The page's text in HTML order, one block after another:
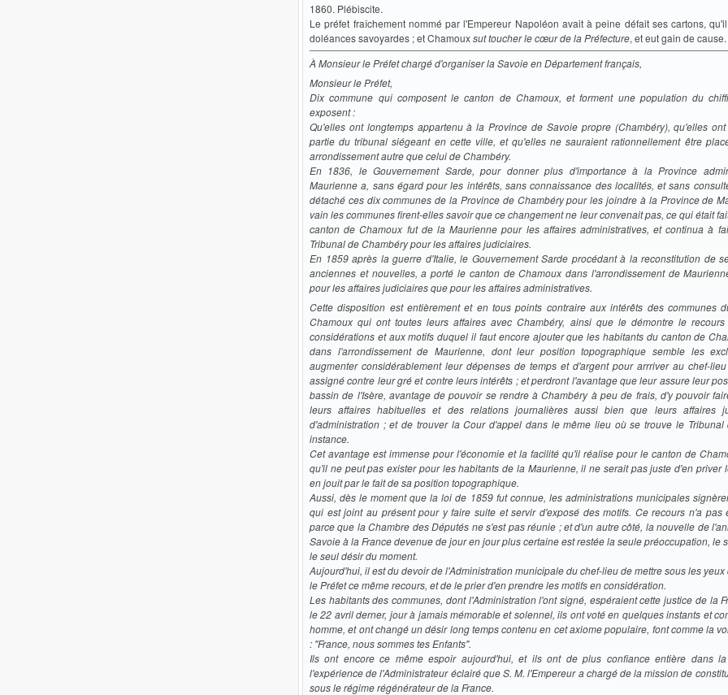
1860. Plébiscite.
Le préfet fraîchement nommé par l'Empereur Napoléon avait à peine défait ses cartons,
doléances savoyardes ; et Chamouxsut toucher le cœur de la Préfecture, et eut gain de cause.
À Monsieur le Préfet chargé d'organiser la Savoie en Département français,
Monsieur le Préfet,
Dix commune qui composent le canton de Chamoux, et forment une population du
exposent :
Qu'elles ont longtemps appartenu à la Province de Savoie propre (Chambéry), qu'elles
partie du tribunal siégeant en cette ville, et qu'elles ne sauraient rationnellement être
arrondissement autre que celui de Chambéry.
En 1836, le Gouvernement Sarde, pour donner plus d'importance à la Province
Maurienne a, sans égard pour les intérêts, sans connaissance des localités, et sans
détaché ces dix communes de la Province de Chambéry pour les joindre à la Province de
vain les communes firent-elles savoir que ce changement ne leur convenait pas, ce qui était
canton de Chamoux fut de la Maurienne pour les affaires administratives, et continua à
Tribunal de Chambéry pour les affaires judiciaires.
En 1859 après la guerre d'Italie, le Gouvernement Sarde procédant à la reconstitution de
anciennes et nouvelles, a porté le canton de Chamoux dans l'arrondissement de
pourles affaires judiciaires quepour les affaires administratives.
Cette disposition est entièrement et en tous points contraire aux intérêts des communes
Chamoux qui ont toutes leurs affaires avec Chambéry, ainsi que le démontre le
considérations et aux motifs duquel il faut encore ajouter que les habitants du canton de
dans l'arrondissement de Maurienne, dont leur position topographique semble les
augmenter considérablement leur dépenses de temps et d'argent pour arrriver au chef-
assigné contre leur gré et contre leurs intérêts ; et perdront l'avantage que leur assure leur
bassin de l'Isère, avantage de pouvoir se rendre à Chambéry à peu de frais, d'y pouvoir
leurs affaires habituelles et des relations journalières aussi bien que leurs affaires
d'administration ; et de trouver la Cour d'appel dans le même lieu où se trouve le Tribunal
instance.
Cet avantage est immense pour l'économie et la facilité qu'il réalise pour le canton de
qu'il ne peut pas exister pour les habitants de la Maurienne, il ne serait pas juste d'en priver
en jouit par le fait de sa position topographique.
Aussi, dès le moment que la loi de 1859 fut connue, les administrations municipales
qui est joint au présent pour y faire suite et servir d'exposé des motifs. Ce recours n'a pas
parce que la Chambre des Députés ne s'est pas réunie ; et d'un autre côté, la nouvelle de
Savoie à la France devenue de jour en jour plus certaine est restée la seule préoccupation, le
le seul désir du moment.
Aujourd'hui, il est du devoir de l'Administration municipale du chef-lieu de mettre sous les
le Préfet ce même recours, et de le prier d'en prendre les motifs en considération.
Les habitants des communes, dont l'Administration l'ont signé, espéraient cette justice de la
le 22 avril derner, jour à jamais mémorable et solennel, ils ont voté en quelques instants et
homme, et ont changé un désir long temps contenu en cet axiome populaire, font comme la
: "France, nous sommes tes Enfants".
Ils ont encore ce même espoir aujourd'hui, et ils ont de plus confiance entière dans
l'expérience de l'Administrateur éclairé que S. M. l'Empereur a chargé de la mission de
sous le régime régénérateur de la France.